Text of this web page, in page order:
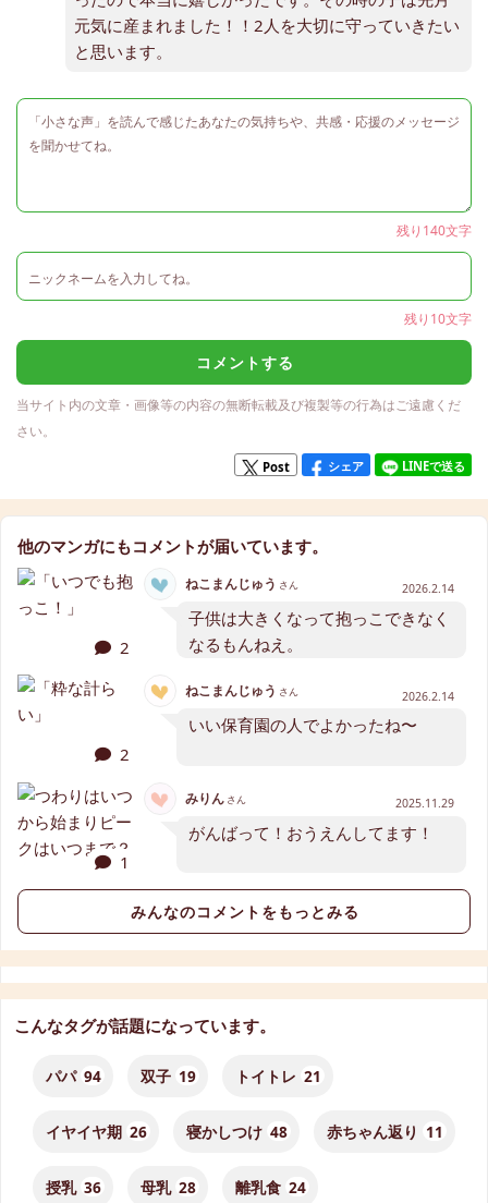
元気に産まれました！！2人を大切に守っていきたい
と思います。
残り140文字
残り10文字
コメントする
当サイト内の文章・画像等の内容の無断転載及び複製等の行為はご遠慮くだ
さい。
Post シェア LINEで送る
他のマンガにもコメントが届いています。
2
ねこまんじゅう さん 2026.2.14
子供は大きくなって抱っこできなく
なるもんねえ。
2
ねこまんじゅう さん 2026.2.14
いい保育園の人でよかったね〜
1
みりんさん 2025.11.29
がんばって！おうえんしてます！
みんなのコメントをもっとみる
こんなタグが話題になっています。
パパ 94 双子 19 トイトレ 21
イヤイヤ期 26 寝かしつけ 48 赤ちゃん返り 11
授乳 36 母乳 28 離乳食 24